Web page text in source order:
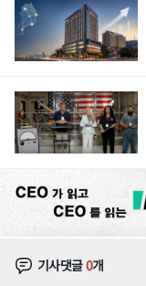
기사댓글0개